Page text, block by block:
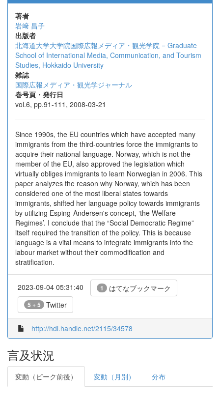
著者
岩﨑 昌子
出版者
北海道大学大学院国際広報メディア・観光学院 = Graduate
School of International Media, Communication, and Tourism
Studies, Hokkaido University
雑誌
国際広報メディア・観光学ジャーナル
巻号頁・発行日
vol.6, pp.91-111, 2008-03-21
Since 1990s, the EU countries which have accepted many
immigrants from the third-countries force the immigrants to
acquire their national language. Norway, which is not the
member of the EU, also approved the legislation which
virtually obliges immigrants to learn Norwegian in 2006. This
paper analyzes the reason why Norway, which has been
considered one of the most liberal states towards
immigrants, shifted her language policy towards immigrants
by utilizing Esping-Andersen's concept, ‘the Welfare
Regimes’. I conclude that the “Social Democratic Regime”
itself required the transition of the policy. This is because
language is a vital means to integrate immigrants into the
labour market without their commodification and
stratification.
2023-09-04 05:31:40 1 はてなブックマーク
5 + 5 Twitter
http://hdl.handle.net/2115/34578
言及状況
変動（ピーク前後） 変動（月別） 分布